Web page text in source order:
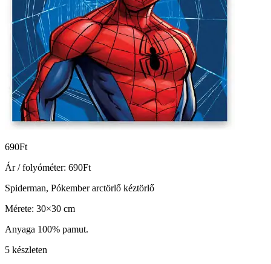
690Ft
Ár / folyóméter: 690Ft
Spiderman, Pókember arctörlő kéztörlő
Mérete: 30×30 cm
Anyaga 100% pamut.
5 készleten